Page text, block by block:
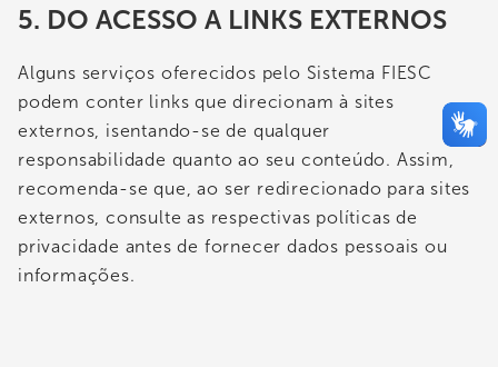
5. DO ACESSO A LINKS EXTERNOS
Alguns serviços oferecidos pelo Sistema FIESC
podem conter links que direcionam à sites
externos, isentando-se de qualquer
responsabilidade quanto ao seu conteúdo. Assim,
recomenda-se que, ao ser redirecionado para sites
externos, consulte as respectivas políticas de
privacidade antes de fornecer dados pessoais ou
informações.